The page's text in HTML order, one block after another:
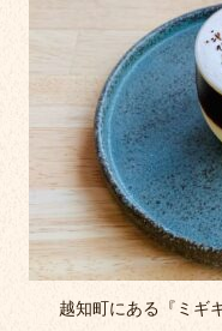
越知町にある『ミギ